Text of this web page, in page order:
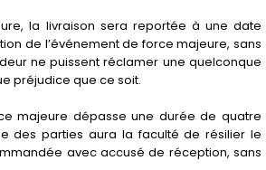
la livraison sera reportée à une date
de l’événement de force majeure, sans
ne puissent réclamer une quelconque
préjudice que ce soit.
majeure dépasse une durée de quatre
des parties aura la faculté de résilier le
avec accusé de réception, sans